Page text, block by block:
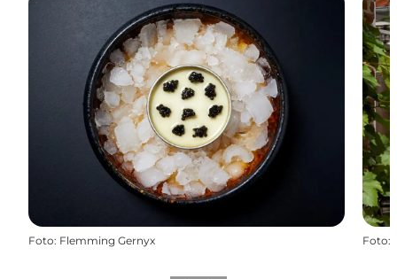
Foto: Flemming Gernyx Foto: